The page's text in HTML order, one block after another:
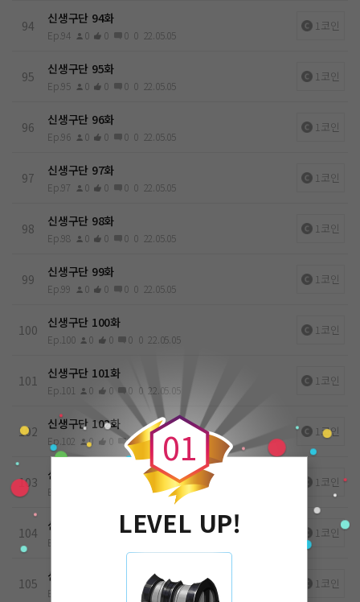
94 신생구단 94화
Ep.94 0 0 0 0 22.05.05
1코인
95 신생구단 95화
Ep.95 0 0 0 0 22.05.05
1코인
96 신생구단 96화
Ep.96 0 0 0 0 22.05.05
1코인
97 신생구단 97화
Ep.97 0 0 0 0 22.05.05
1코인
98 신생구단 98화
Ep.98 0 0 0 0 22.05.05
1코인
99 신생구단 99화
Ep.99 0 0 0 0 22.05.05
1코인
100 신생구단 100화
Ep.100 0 0 0 0 22.05.05
1코인
101 신생구단 101화
Ep.101 0 0 0 0 22.05.05
1코인
102 신생구단 102화
Ep.102 0 0 0 0 22.05.05
1코인
103 신생구단 103화
Ep.103 22.05.05
1코인
104 신생구단 104화
Ep.104
1코인
105 신생구단 105화
Ep.105 0 22.05.05
1코인
0
0
1
LEVEL UP!